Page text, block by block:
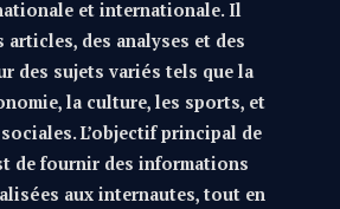
et internationale. Il
articles, des analyses et des
des sujets variés tels que la
la culture, les sports, et
L’objectif principal de
de fournir des informations
aux internautes, tout en